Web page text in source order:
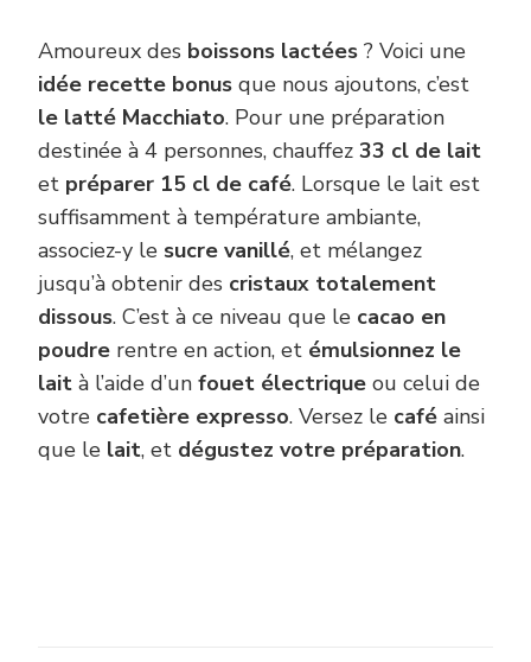
Amoureux des boissons lactées ? Voici une
idée recette bonus que nous ajoutons, c’est
le latté Macchiato. Pour une préparation
destinée à 4 personnes, chauffez 33 cl de lait
et préparer 15 cl de café. Lorsque le lait est
suffisamment à température ambiante,
associez-y le sucre vanillé, et mélangez
jusqu’à obtenir des cristaux totalement
dissous. C’est à ce niveau que le cacao en
poudre rentre en action, et émulsionnez le
lait à l’aide d’un fouet électrique ou celui de
votre cafetière expresso. Versez le café ainsi
que le lait, et dégustez votre préparation.